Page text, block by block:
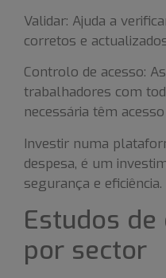
Validar: Ajuda a
corretos e
Controlo de acesso:
trabalhadores com
necessária têm
Investir numa
despesa, é um
segurança e eficiência.
Estudos de
por sector